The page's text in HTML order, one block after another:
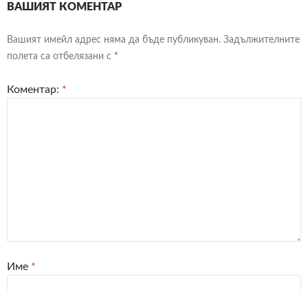
ВАШИЯТ КОМЕНТАР
Вашият имейл адрес няма да бъде публикуван. Задължителните
полета са отбелязани с *
Коментар: *
Име *